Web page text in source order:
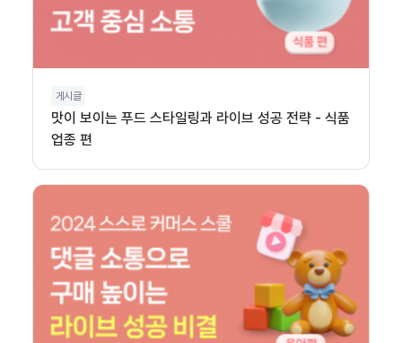
게시글
맛이 보이는 푸드 스타일링과 라이브 성공 전략 - 식품
업종 편